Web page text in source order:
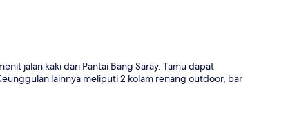
jalan kaki dari Pantai Bang Saray. Tamu dapat
lainnya meliputi 2 kolam renang outdoor, bar